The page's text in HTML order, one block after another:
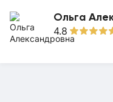
Ольга
4.8